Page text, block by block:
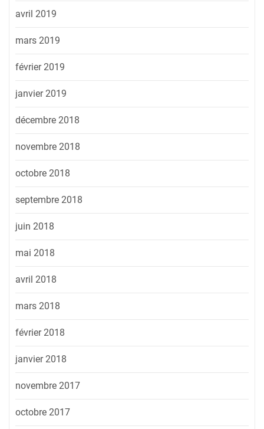
avril 2019
mars 2019
février 2019
janvier 2019
décembre 2018
novembre 2018
octobre 2018
septembre 2018
juin 2018
mai 2018
avril 2018
mars 2018
février 2018
janvier 2018
novembre 2017
octobre 2017